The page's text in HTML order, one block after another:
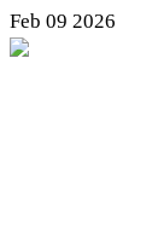
Feb 09 2026